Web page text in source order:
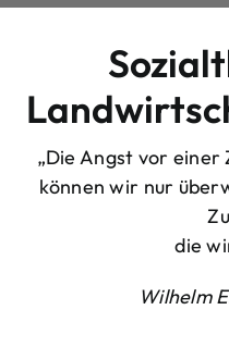
„Die Angst vor
können wir nur
die
Wilhelm